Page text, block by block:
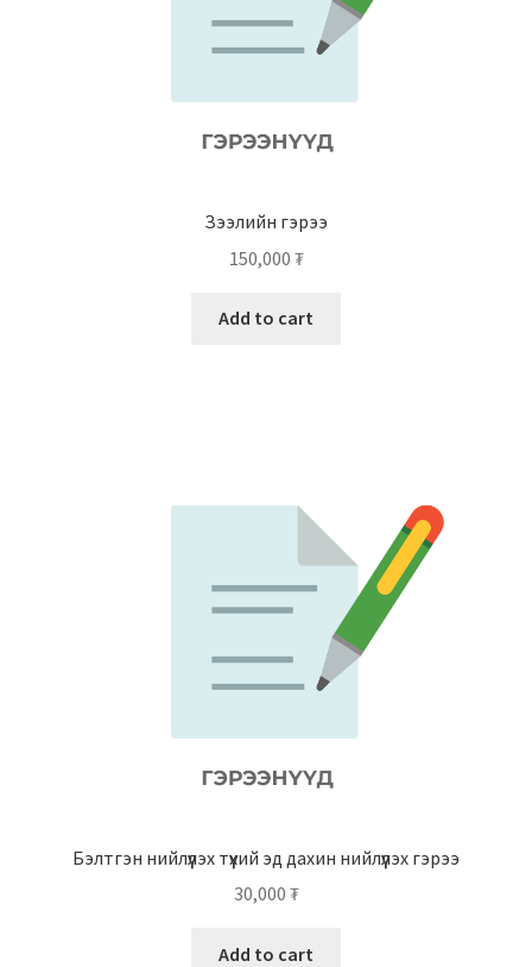
Зээлийн гэрээ
150,000 ₮
Add to cart
Бэлтгэн нийлүүлэх түүхий эд дахин нийлүүлэх гэрээ
30,000 ₮
Add to cart